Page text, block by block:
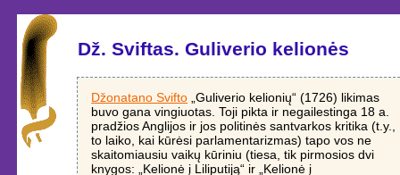
Dž. Sviftas. Guliverio kelionės
Džonatano Svifto „Guliverio kelionių“ (1726) likimas
buvo gana vingiuotas. Toji pikta ir negailestinga 18 a.
pradžios Anglijos ir jos politinės santvarkos kritika (t.y.,
to laiko, kai kūrėsi parlamentarizmas) tapo vos ne
skaitomiausiu vaikų kūriniu (tiesa, tik pirmosios dvi
knygos: „Kelionė į Liliputiją“ ir „Kelionė į